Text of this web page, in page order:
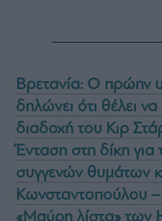
Βρετανία: Ο πρώην
δηλώνει ότι θέλει
διαδοχή του Κιρ
Ένταση στη δίκη για
συγγενών θυμάτων
Κωνσταντοπούλου –
«Μαύρη λίστα» των